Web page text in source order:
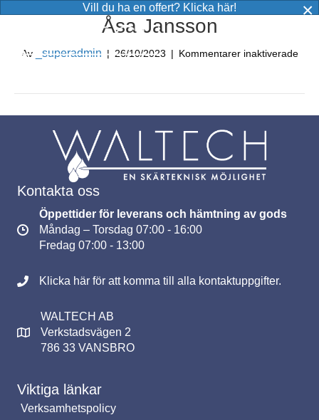
Vill du ha en offert? Klicka här!
Åsa Jansson
Av _superadmin | 26/10/2023 | Kommentarer inaktiveradeför
Kontakta oss
Öppettider för leverans och hämtning av gods
Måndag – Torsdag 07:00 - 16:00
Fredag 07:00 - 13:00
Klicka här för att komma till alla kontaktuppgifter.
WALTECH AB
Verkstadsvägen 2
786 33 VANSBRO
Viktiga länkar
Verksamhetspolicy
×